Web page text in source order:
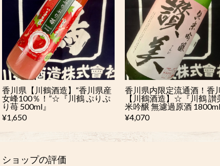
香川県【川鶴酒造】“香川県産
女峰100％！”☆『川鶴 ぷりぷ
り苺 500ml』
¥1,650
香川県内限定流通酒！香
【川鶴酒造】☆『川鶴 讃
米吟醸 無濾過原酒 1800ml
¥4,070
ショップの評価